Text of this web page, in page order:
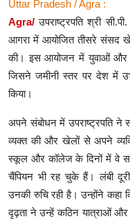
Uttar Pradesh / Agra :
Agra/उपराष्ट्रपति श्री
आगरा में आयोजित तीसरे संसद
की। इस आयोजन में युवाओं और
जिसने जमीनी स्तर पर देश में
किया।
अपने संबोधन में उपराष्ट्रपति ने
व्यक्त की और खेलों से अपने
स्कूल और कॉलेज के दिनों में वे
चैंपियन भी रह चुके हैं। लंबी
उनकी रुचि रही है। उन्होंने कहा
दृढ़ता ने उन्हें कठिन यात्राओं